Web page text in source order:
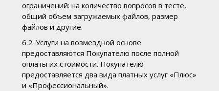
ограничений: на количество вопросов в тесте,
общий объем загружаемых файлов, размер
файлов и другие.
6.2. Услуги на возмездной основе
предоставляются Покупателю после полной
оплаты их стоимости. Покупателю
предоставляется два вида платных услуг «Плюс»
и «Профессиональный».